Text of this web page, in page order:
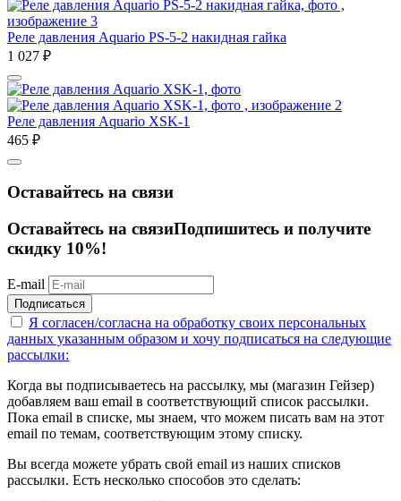
Реле давления Aquario PS-5-2 накидная гайка
1 027 ₽
Реле давления Aquario XSK-1
465 ₽
Оставайтесь на связи
Оставайтесь на связиПодпишитесь и получите
скидку 10%!
E-mail
Подписаться
Я согласен/согласна на обработку своих персональных
данных указанным образом и хочу подписаться на следующие
рассылки:
Когда вы подписываетесь на рассылку, мы (магазин Гейзер)
добавляем ваш email в соответствующий список рассылки.
Пока email в списке, мы знаем, что можем писать вам на этот
email по темам, соответствующим этому списку.
Вы всегда можете убрать свой email из наших списков
рассылки. Есть несколько способов это сделать: